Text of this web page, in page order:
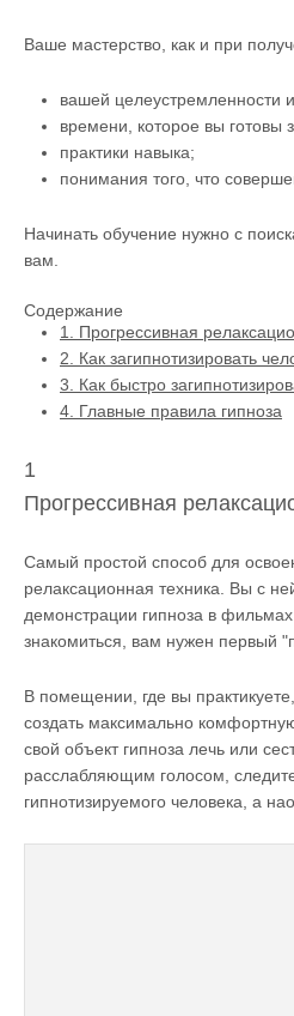
Ваше мастерство, как и при
вашей целеустремленности
времени, которое вы готовы
практики навыка;
понимания того, что
Начинать обучение нужно с
вам.
Содержание
1.
Прогрессивная
2.
Как загипнотизировать
3.
Как быстро
4. Главные правила гипноза
1
Прогрессивная
Самый простой способ для
релаксационная техника. Вы с
демонстрации гипноза в
знакомиться, вам нужен первый
В помещении, где вы
создать максимально
свой объект гипноза лечь или
расслабляющим голосом,
гипнотизируемого человека, а